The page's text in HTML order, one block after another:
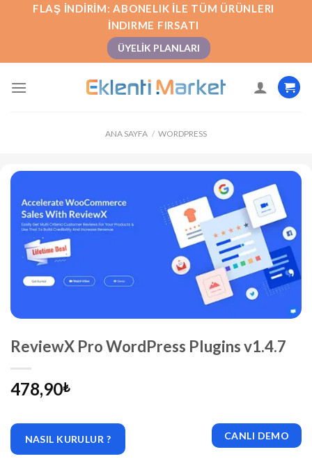
FLAŞ İNDIRIM: ABONELIK İLE TÜM ÜRÜNLERI
İNDIRME FIRSATI
ÜYELIK PLANLARI
ANA SAYFA / WORDPRESS
ReviewX Pro WordPress Plugins v1.4.7
478,90₺
NASIL KURULUR ? CANLI DEMO